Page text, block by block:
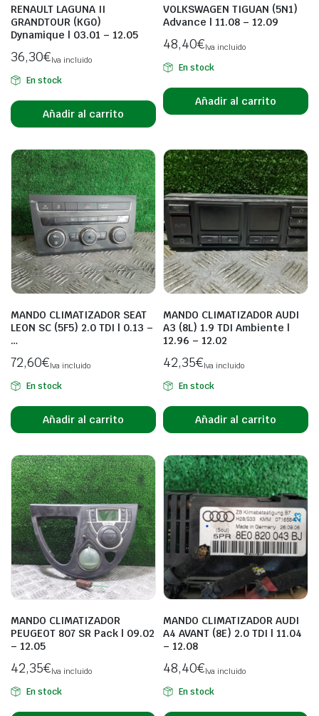
RENAULT LAGUNA II
GRANDTOUR (KG0)
Dynamique | 03.01 – 12.05
36,30€Iva incluido
En stock
Añadir al carrito
VOLKSWAGEN TIGUAN (5N1)
Advance | 11.08 – 12.09
48,40€Iva incluido
En stock
Añadir al carrito
MANDO CLIMATIZADOR SEAT
LEON SC (5F5) 2.0 TDI | 0.13 –
…
72,60€Iva incluido
En stock
Añadir al carrito
MANDO CLIMATIZADOR AUDI
A3 (8L) 1.9 TDI Ambiente |
12.96 – 12.02
42,35€Iva incluido
En stock
Añadir al carrito
MANDO CLIMATIZADOR
PEUGEOT 807 SR Pack | 09.02
– 12.05
42,35€Iva incluido
En stock
MANDO CLIMATIZADOR AUDI
A4 AVANT (8E) 2.0 TDI | 11.04
– 12.08
48,40€Iva incluido
En stock